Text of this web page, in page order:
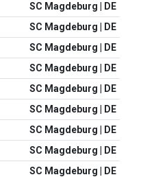
SC Magdeburg | DE
SC Magdeburg | DE
SC Magdeburg | DE
SC Magdeburg | DE
SC Magdeburg | DE
SC Magdeburg | DE
SC Magdeburg | DE
SC Magdeburg | DE
SC Magdeburg | DE